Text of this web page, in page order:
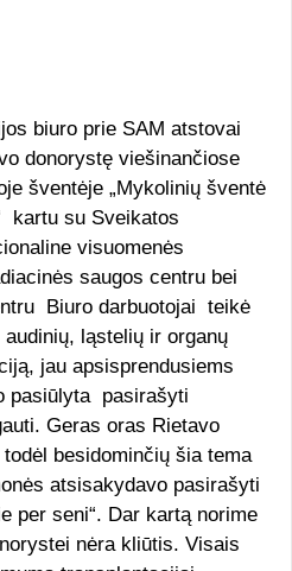
biuro prie SAM atstovai
donorystę viešinančiose
šventėje „Mykolinių šventė
kartu su Sveikatos
visuomenės
saugos centru bei
Biuro darbuotojai teikė
ląstelių ir organų
jau apsisprendusiems
pasiūlyta pasirašyti
Geras oras Rietavo
besidominčių šia tema
atsisakydavo pasirašyti
per seni“. Dar kartą norime
nėra kliūtis. Visais